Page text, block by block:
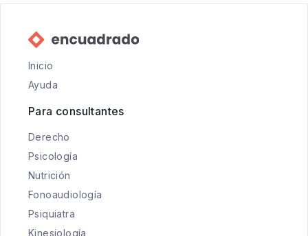
Inicio
Ayuda
Para consultantes
Derecho
Psicología
Nutrición
Fonoaudiología
Psiquiatra
Kinesiología